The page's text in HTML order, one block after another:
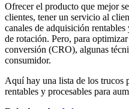
Ofrecer el producto que mejor
clientes, tener un servicio al
canales de adquisición
de rotación. Pero, para
conversión (CRO), algunas
consumidor.
Aquí hay una lista de los trucos
rentables y procesables para